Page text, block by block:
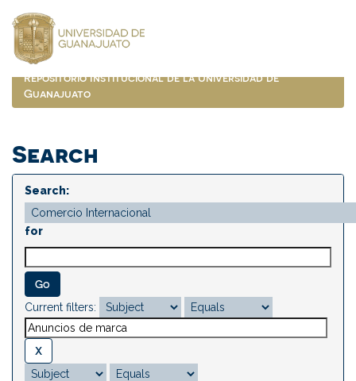
navigation
Repositorio Institucional de la Universidad de
Guanajuato
Search
Search:
for
Current filters: